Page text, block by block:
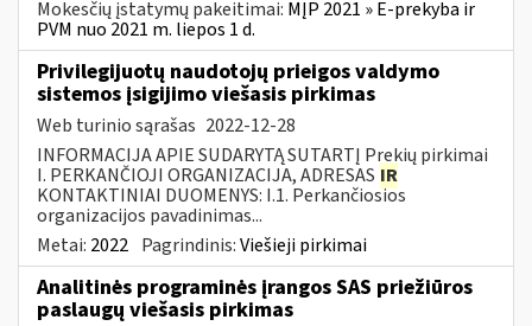
Mokesčių įstatymų pakeitimai: MĮP 2021 » E-prekyba ir
PVM nuo 2021 m. liepos 1 d.
Privilegijuotų naudotojų prieigos valdymo
sistemos įsigijimo viešasis pirkimas
Web turinio sąrašas 2022-12-28
INFORMACIJA APIE SUDARYTĄ SUTARTĮ Prekių pirkimai
I. PERKANČIOJI ORGANIZACIJA, ADRESAS IR
KONTAKTINIAI DUOMENYS: I.1. Perkančiosios
organizacijos pavadinimas...
Metai: 2022 Pagrindinis:Viešieji pirkimai
Analitinės programinės įrangos SAS priežiūros
paslaugų viešasis pirkimas